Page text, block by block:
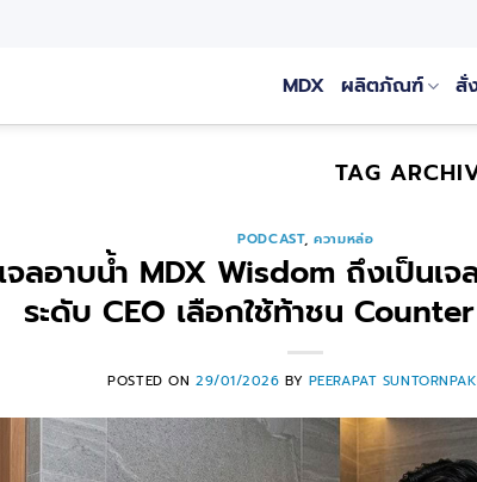
MDX ผลิตภัณฑ์ สั่
TAG
PODCAST,ความหล่อ
จลอาบน้ำ MDX Wisdom ถึงเป็นเ
ระดับ CEO เลือกใช้ท้าชน
POSTED ON 29/01/2026 BY PEERAPAT